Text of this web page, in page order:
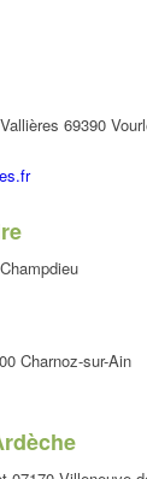
69390
Charnoz-sur-Ain